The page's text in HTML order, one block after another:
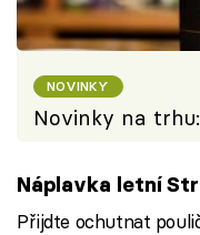
NOVINKY
Novinky na
Náplavka letní
Přijdte ochutnat